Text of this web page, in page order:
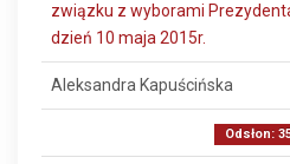
związku z wyborami
dzień 10 maja 2015r.
Aleksandra Kapuścińska
Odsłon: